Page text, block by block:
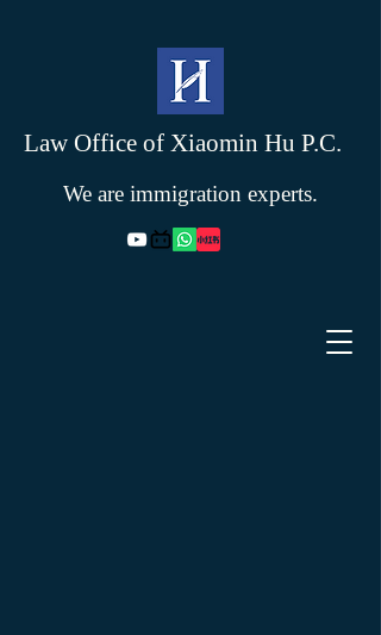
Law Office of Xiaomin Hu P.C.
We are immigration experts.